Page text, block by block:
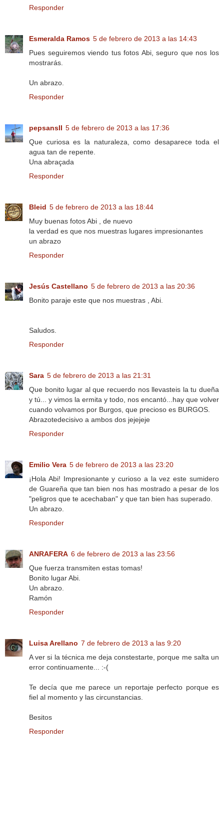
Responder
Esmeralda Ramos 5 de febrero de 2013 a las 14:43
Pues seguiremos viendo tus fotos Abi, seguro que nos los
mostrarás.
Un abrazo.
Responder
pepsansII 5 de febrero de 2013 a las 17:36
Que curiosa es la naturaleza, como desaparece toda el
agua tan de repente.
Una abraçada
Responder
Bleid 5 de febrero de 2013 a las 18:44
Muy buenas fotos Abi , de nuevo
la verdad es que nos muestras lugares impresionantes
un abrazo
Responder
Jesús Castellano 5 de febrero de 2013 a las 20:36
Bonito paraje este que nos muestras , Abi.
Saludos.
Responder
Sara 5 de febrero de 2013 a las 21:31
Que bonito lugar al que recuerdo nos llevasteis la tu dueña
y tú... y vimos la ermita y todo, nos encantó...hay que volver
cuando volvamos por Burgos, que precioso es BURGOS.
Abrazotedecisivo a ambos dos jejejeje
Responder
Emilio Vera 5 de febrero de 2013 a las 23:20
¡Hola Abi! Impresionante y curioso a la vez este sumidero
de Guareña que tan bien nos has mostrado a pesar de los
"peligros que te acechaban" y que tan bien has superado.
Un abrazo.
Responder
ANRAFERA 6 de febrero de 2013 a las 23:56
Que fuerza transmiten estas tomas!
Bonito lugar Abi.
Un abrazo.
Ramón
Responder
Luisa Arellano 7 de febrero de 2013 a las 9:20
A ver si la técnica me deja constestarte, porque me salta un
error continuamente... :-(
Te decía que me parece un reportaje perfecto porque es
fiel al momento y las circunstancias.
Besitos
Responder